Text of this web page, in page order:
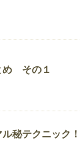
め その１
秘テクニック！